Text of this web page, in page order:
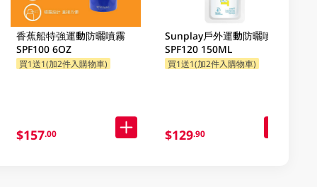
香蕉船特強運動防曬噴霧
SPF100 6OZ
買1送1(加2件入購物車)
$157.00
Sunplay戶外運動防曬噴霧
SPF120 150ML
買1送1(加2件入購物車)
$129.90